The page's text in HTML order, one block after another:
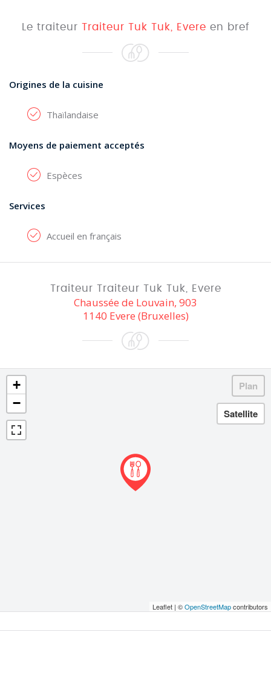
Le traiteur Traiteur Tuk Tuk, Evere en bref
Origines de la cuisine
Thaïlandaise
Moyens de paiement acceptés
Espèces
Services
Accueil en français
Traiteur Traiteur Tuk Tuk, Evere
Chaussée de Louvain, 903
1140 Evere (Bruxelles)
+
−
Leaflet | ©OpenStreetMapcontributors